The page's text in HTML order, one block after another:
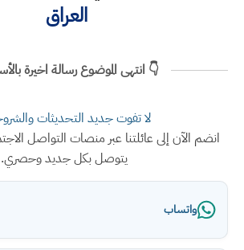
العراق
👇 انتهى الموضوع رسالة اخيرة
لا تفوت جديد التحديثات
انضم الآن إلى عائلتنا عبر منصات التواصل
يتوصل بكل جديد وحصري.
واتساب